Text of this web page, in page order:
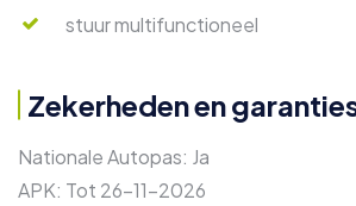
stuur multifunctioneel
Zekerheden en
Nationale Autopas: Ja
APK: Tot 26-11-2026